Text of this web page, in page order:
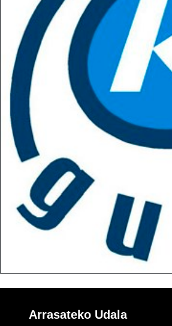
Arrasateko Udala